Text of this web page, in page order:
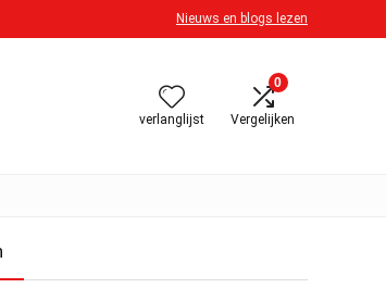
Nieuws en blogs lezen
verlanglijst
0
Vergelijken